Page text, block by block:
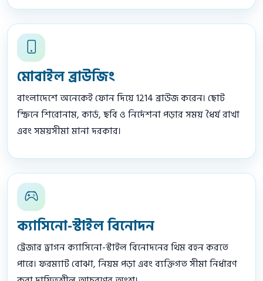
মোবাইল ব্রাউজিং
বাংলাদেশে অনেকেই ফোন দিয়ে 1214 ব্রাউজ করেন। ছোট
স্ক্রিনে শিরোনাম, কার্ড, ছবি ও নির্দেশনা পড়ার সময় ধৈর্য রাখা
এবং সময়সীমা মানা দরকার।
ক্যাসিনো-স্টাইল বিনোদন
ট্রেজার ড্রাগন ক্যাসিনো-স্টাইল বিনোদনের থিম বহন করতে
পারে। ফরম্যাট বোঝা, নিয়ম পড়া এবং ব্যক্তিগত সীমা নির্ধারণ